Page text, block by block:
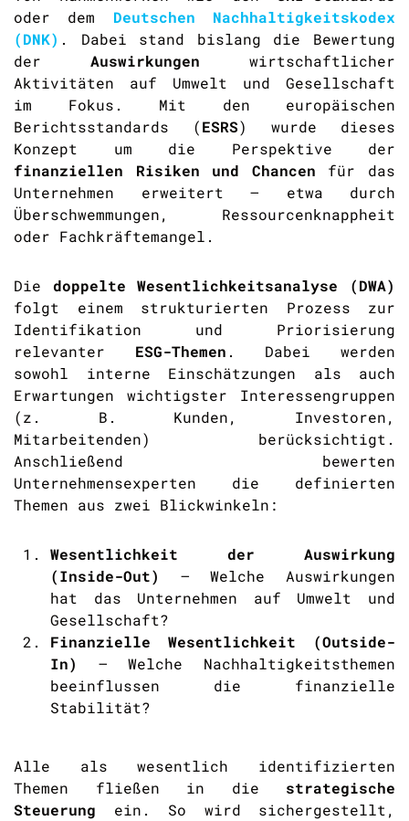
oder dem Deutschen Nachhaltigkeitskodex
(DNK) . Dabei stand bislang die Bewertung
der Auswirkungen wirtschaftlicher
Aktivitäten auf Umwelt und Gesellschaft
im Fokus. Mit den europäischen
Berichtsstandards (ESRS) wurde dieses
Konzept um die Perspektive der
finanziellen Risiken und Chancen für das
Unternehmen erweitert – etwa durch
Überschwemmungen, Ressourcenknappheit
oder Fachkräftemangel.
Die doppelte Wesentlichkeitsanalyse (DWA)
folgt einem strukturierten Prozess zur
Identifikation und Priorisierung
relevanter ESG-Themen . Dabei werden
sowohl interne Einschätzungen als auch
Erwartungen wichtigster Interessengruppen
(z. B. Kunden, Investoren,
Mitarbeitenden) berücksichtigt.
Anschließend bewerten
Unternehmensexperten die definierten
Themen aus zwei Blickwinkeln:
Wesentlichkeit der Auswirkung
(Inside-Out)
– Welche Auswirkungen
hat das Unternehmen auf Umwelt und
Gesellschaft?
Finanzielle Wesentlichkeit (Outside-
In)
– Welche Nachhaltigkeitsthemen
beeinflussen die finanzielle
Stabilität?
Alle als wesentlich identifizierten
Themen fließen in die strategische
Steuerung ein. So wird sichergestellt,